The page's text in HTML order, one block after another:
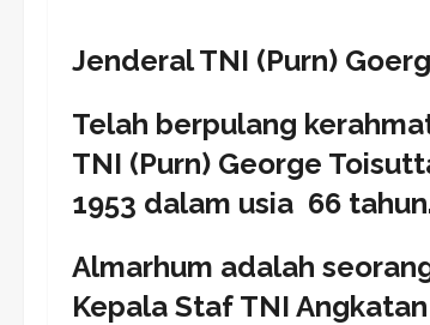
Jenderal TNI (Purn)
Telah berpulang
TNI (Purn) George
1953 dalam usia 66
Almarhum adalah
Kepala Staf TNI